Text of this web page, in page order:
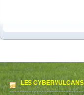
LES CYBERVULCANS